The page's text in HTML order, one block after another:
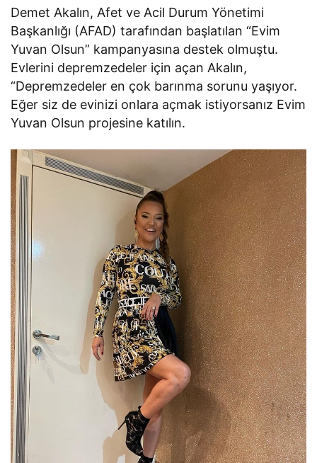
Demet Akalın, Afet ve Acil Durum Yönetimi
Başkanlığı (AFAD) tarafından başlatılan “Evim
Yuvan Olsun” kampanyasına destek olmuştu.
Evlerini depremzedeler için açan Akalın,
“Depremzedeler en çok barınma sorunu yaşıyor.
Eğer siz de evinizi onlara açmak istiyorsanız Evim
Yuvan Olsun projesine katılın.